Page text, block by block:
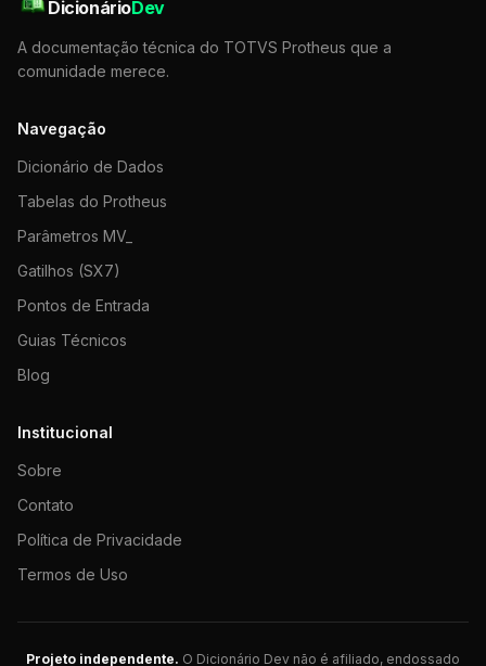
DicionárioDev
A documentação técnica do TOTVS Protheus que a
comunidade merece.
Navegação
Dicionário de Dados
Tabelas do Protheus
Parâmetros MV_
Gatilhos (SX7)
Pontos de Entrada
Guias Técnicos
Blog
Institucional
Sobre
Contato
Política de Privacidade
Termos de Uso
Projeto independente. O Dicionário Dev não é afiliado, endossado